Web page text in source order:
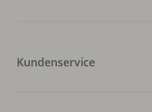
Kundenservice